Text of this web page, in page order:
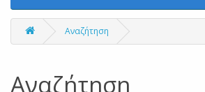
Αναζήτηση
Αναζήτηση